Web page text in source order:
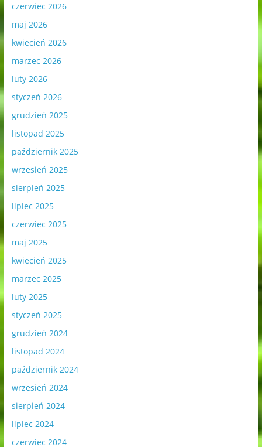
czerwiec 2026
maj 2026
kwiecień 2026
marzec 2026
luty 2026
styczeń 2026
grudzień 2025
listopad 2025
październik 2025
wrzesień 2025
sierpień 2025
lipiec 2025
czerwiec 2025
maj 2025
kwiecień 2025
marzec 2025
luty 2025
styczeń 2025
grudzień 2024
listopad 2024
październik 2024
wrzesień 2024
sierpień 2024
lipiec 2024
czerwiec 2024